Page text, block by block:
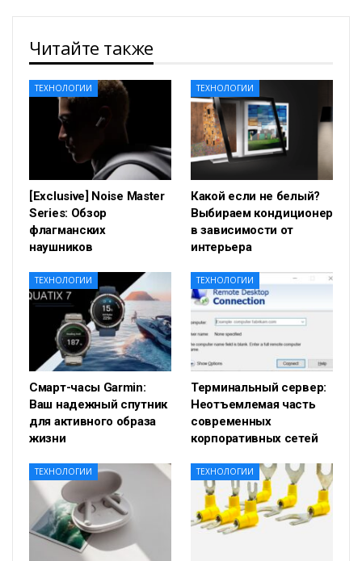
Читайте также
ТЕХНОЛОГИИ
[Exclusive] Noise Master
Series: Обзор
флагманских
наушников
ТЕХНОЛОГИИ
Какой если не белый?
Выбираем кондиционер
в зависимости от
интерьера
ТЕХНОЛОГИИ
Смарт-часы Garmin:
Ваш надежный спутник
для активного образа
жизни
ТЕХНОЛОГИИ
Терминальный сервер:
Неотъемлемая часть
современных
корпоративных сетей
ТЕХНОЛОГИИ ТЕХНОЛОГИИ